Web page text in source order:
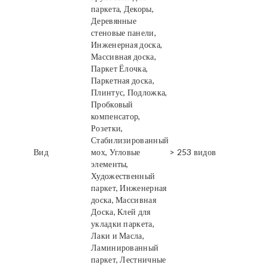
Вид
паркета, Декоры,
Деревянные
стеновые панели,
Инженерная доска,
Массивная доска,
Паркет Ёлочка,
Паркетная доска,
Плинтус, Подложка,
Пробковый
компенсатор,
Розетки,
Стабилизированный
мох, Угловые
элементы,
Художественный
паркет, Инженерная
доска, Массивная
Доска, Клей для
укладки паркета,
Лаки и Масла,
Ламинированный
паркет, Лестничные
> 253 видов